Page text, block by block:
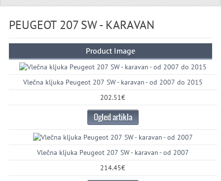
VLEČNE KLJUKE POVPRAŠEVANJE
PEUGEOT 207 SW - KARAVAN
Product Image
Vlečna kljuka Peugeot 207 SW - karavan - od 2007 do 2015
202.51€
Ogled artikla
Vlečna kljuka Peugeot 207 SW - karavan - od 2007
214.45€